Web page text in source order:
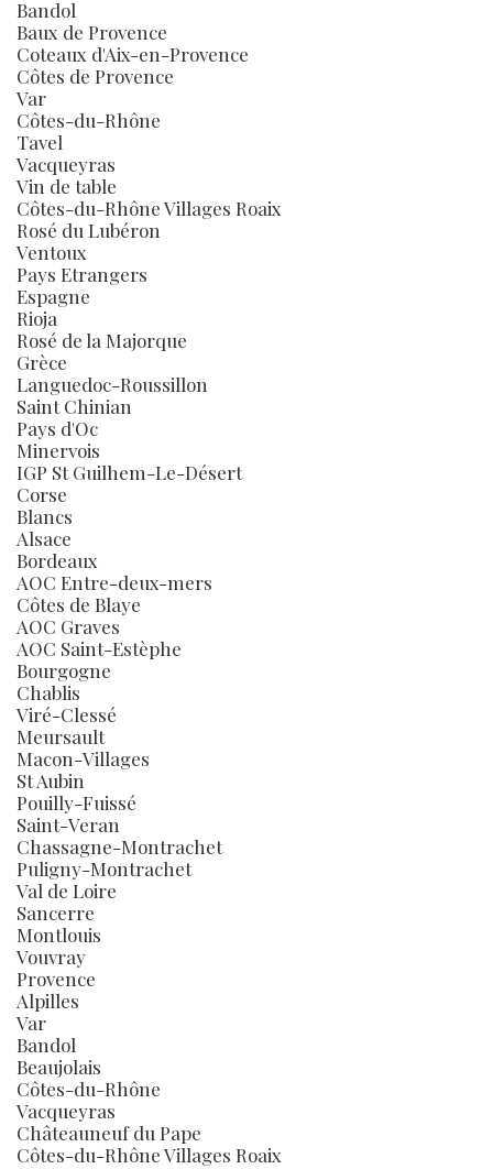
Bandol
Baux de Provence
Coteaux d'Aix-en-Provence
Côtes de Provence
Var
Côtes-du-Rhône
Tavel
Vacqueyras
Vin de table
Côtes-du-Rhône Villages Roaix
Rosé du Lubéron
Ventoux
Pays Etrangers
Espagne
Rioja
Rosé de la Majorque
Grèce
Languedoc-Roussillon
Saint Chinian
Pays d'Oc
Minervois
IGP St Guilhem-Le-Désert
Corse
Blancs
Alsace
Bordeaux
AOC Entre-deux-mers
Côtes de Blaye
AOC Graves
AOC Saint-Estèphe
Bourgogne
Chablis
Viré-Clessé
Meursault
Macon-Villages
St Aubin
Pouilly-Fuissé
Saint-Veran
Chassagne-Montrachet
Puligny-Montrachet
Val de Loire
Sancerre
Montlouis
Vouvray
Provence
Alpilles
Var
Bandol
Beaujolais
Côtes-du-Rhône
Vacqueyras
Châteauneuf du Pape
Côtes-du-Rhône Villages Roaix